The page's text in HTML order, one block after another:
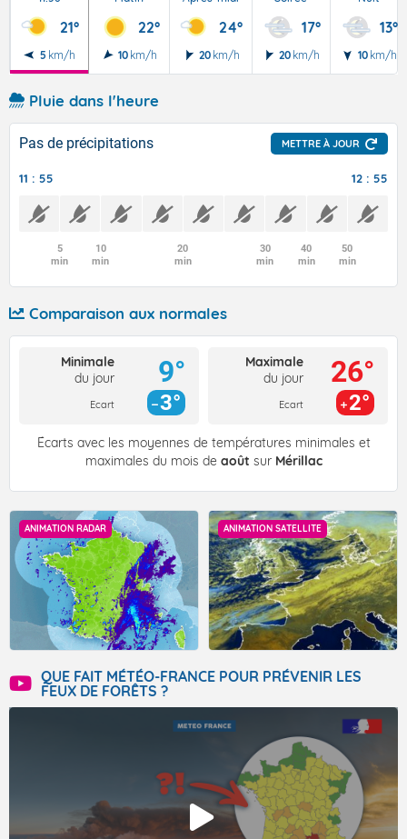
21°
5 km/h
22°
10 km/h
24°
20 km/h
17°
20 km/h
13°
10 km/h
Pluie dans l'heure
Pas de précipitations METTRE À JOUR
11 : 55 12 : 55
5
min
10
min
20
min
30
min
40
min
50
min
Comparaison aux normales
Minimale
du jour
Ecart
9°
3°
Maximale
du jour
Ecart
26°
2°
Écarts avec les moyennes de températures minimales et
maximales du mois de août sur Mérillac
ANIMATION RADAR ANIMATION SATELLITE
QUE FAIT MÉTÉO-FRANCE POUR PRÉVENIR LES
FEUX DE FORÊTS ?